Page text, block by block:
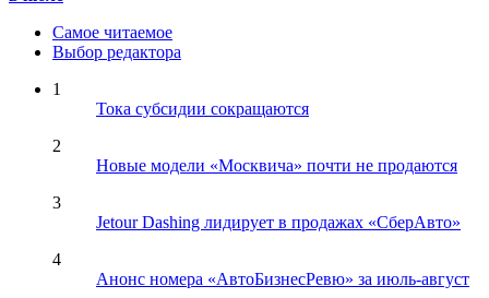
Самое читаемое
Выбор редактора
1
Тока субсидии сокращаются
2
Новые модели «Москвича» почти не продаются
3
Jetour Dashing лидирует в продажах «СберАвто»
4
Анонс номера «АвтоБизнесРевю» за июль-август